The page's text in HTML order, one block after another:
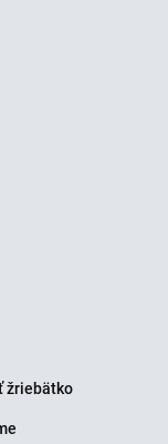
žriebätko